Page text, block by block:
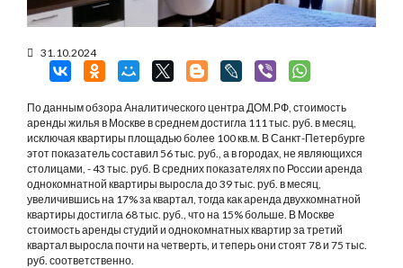
31.10.2024
По данным обзора Аналитического центра ДОМ.РФ, стоимость
аренды жилья в Москве в среднем достигла 111 тыс. руб. в месяц,
исключая квартиры площадью более 100 кв.м. В Санкт-Петербурге
этот показатель составил 56 тыс. руб., а в городах, не являющихся
столицами, - 43 тыс. руб. В средних показателях по России аренда
однокомнатной квартиры выросла до 39 тыс. руб. в месяц,
увеличившись на 17% за квартал, тогда как аренда двухкомнатной
квартиры достигла 68 тыс. руб., что на 15% больше. В Москве
стоимость аренды студий и однокомнатных квартир за третий
квартал выросла почти на четверть, и теперь они стоят 78 и 75 тыс.
руб. соответственно.